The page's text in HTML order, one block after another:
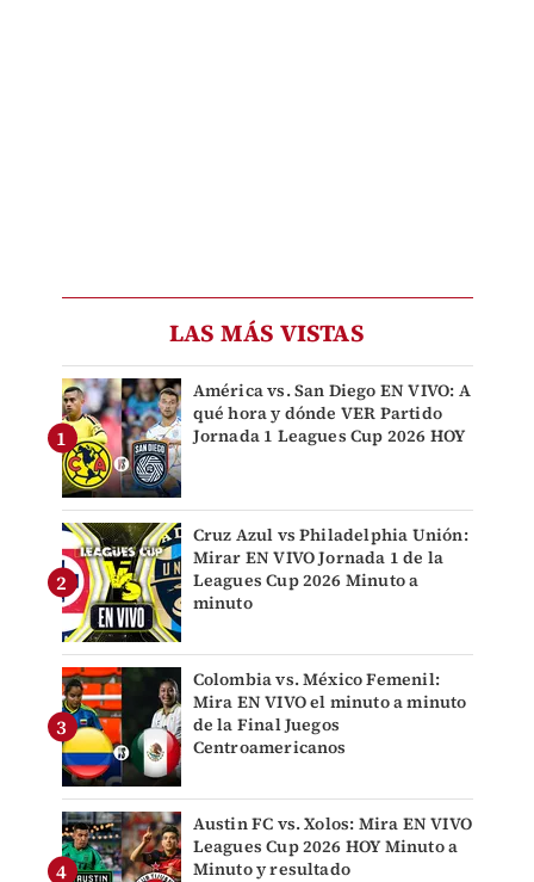
LAS MÁS VISTAS
América vs. San Diego EN VIVO: A
qué hora y dónde VER Partido
Jornada 1 Leagues Cup 2026 HOY
Cruz Azul vs Philadelphia Unión:
Mirar EN VIVO Jornada 1 de la
Leagues Cup 2026 Minuto a
minuto
Colombia vs. México Femenil:
Mira EN VIVO el minuto a minuto
de la Final Juegos
Centroamericanos
Austin FC vs. Xolos: Mira EN VIVO
Leagues Cup 2026 HOY Minuto a
Minuto y resultado